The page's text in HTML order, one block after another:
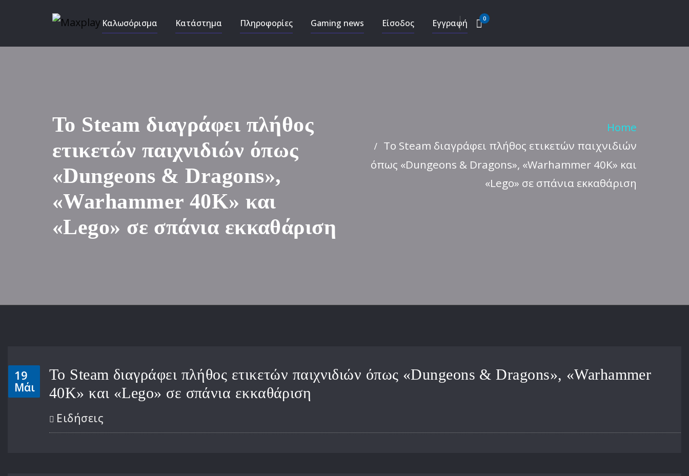
Καλωσόρισμα Κατάστημα Πληροφορίες Gaming news Είσοδος Εγγραφή 0
Το Steam διαγράφει πλήθος
ετικετών παιχνιδιών όπως
«Dungeons & Dragons»,
«Warhammer 40K» και
«Lego» σε σπάνια εκκαθάριση
Home
Το Steam διαγράφει πλήθος ετικετών παιχνιδιών
όπως «Dungeons & Dragons», «Warhammer 40K» και
«Lego» σε σπάνια εκκαθάριση
19
Μάι
Το Steam διαγράφει πλήθος ετικετών παιχνιδιών όπως «Dungeons & Dragons», «Warhammer
40K» και «Lego» σε σπάνια εκκαθάριση
Ειδήσεις